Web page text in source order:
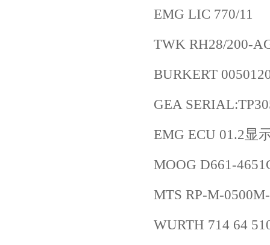
EMG LIC 770/11
TWK RH28/200-
BURKERT
GEA
EMG ECU 01.2显
MOOG D661-
MTS RP-M-
WURTH 714 64